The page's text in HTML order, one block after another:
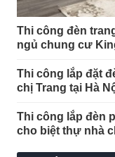
Thi công đèn
ngủ chung cư
Thi công lắp đặt
chị Trang tại Hà
Thi công lắp đèn
cho biệt thự nhà